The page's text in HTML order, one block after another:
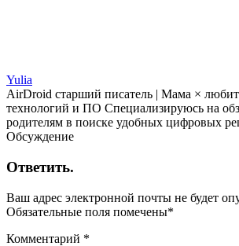
Yulia
AirDroid старший писатель | Мама ×
технологий и ПО Специализируюсь на
родителям в поиске удобных цифровых
Обсуждение
Ответить.
Ваш адрес электронной почты не будет
Обязательные поля помечены*
Комментарий *